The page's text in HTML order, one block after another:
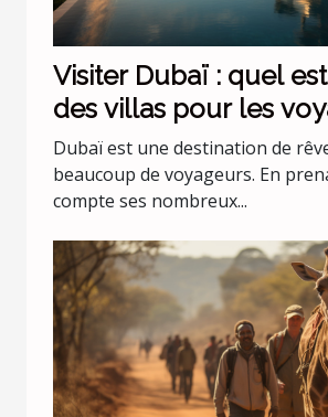
Visiter Dubaï : quel
des villas pour les
Dubaï est une destination de
beaucoup de voyageurs. En
compte ses nombreux...